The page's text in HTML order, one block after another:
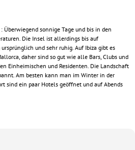
sonnige Tage und bis in den
Die Insel ist allerdings bis auf
und sehr ruhig. Auf Ibiza gibt es
daher sind so gut wie alle Bars, Clubs und
Einheimischen und Residenten. Die Landschaft
Am besten kann man im Winter in der
sind ein paar Hotels geöffnet und auf Abends